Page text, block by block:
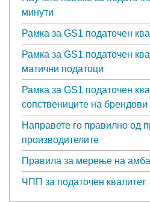
минути
Рамка за GS1 податочен
Рамка за GS1 податочен
матични податоци
Рамка за GS1 податочен
сопствениците на брендови
Направете го правилно од
производителите
Правила за мерење на
ЧПП за податочен квалитет